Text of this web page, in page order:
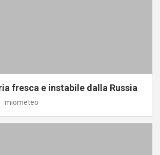
fresca e instabile dalla Russia
miometeo